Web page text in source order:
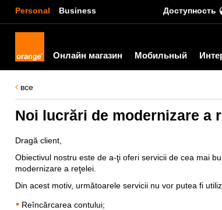
Personal Business Доступность
Онлайн магазин Мобильный
все
Noi lucrări de modernizare a
Dragă client,
Obiectivul nostru este de a-ţi oferi servicii de cea mai
modernizare a reţelei.
Din acest motiv, următoarele servicii nu vor putea fi
Reîncărcarea contului;